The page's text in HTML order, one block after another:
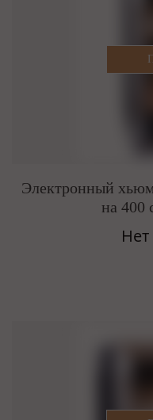
Электронный
на 400